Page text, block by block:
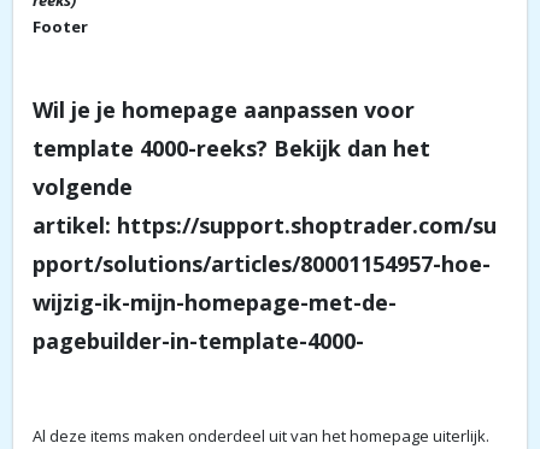
Footer
Wil je je homepage aanpassen voor
template 4000-reeks? Bekijk dan het
volgende
artikel: https://support.shoptrader.com/su
pport/solutions/articles/80001154957-hoe-
wijzig-ik-mijn-homepage-met-de-
pagebuilder-in-template-4000-
Al deze items maken onderdeel uit van het homepage uiterlijk.